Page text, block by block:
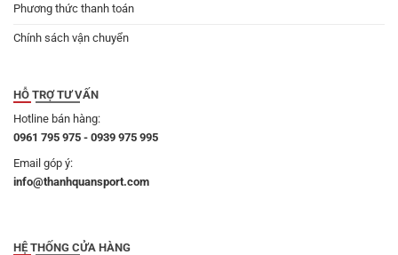
Phương thức thanh toán
Chính sách vận chuyển
HỖ TRỢ TƯ VẤN
Hotline bán hàng:
0961 795 975 - 0939 975 995
Email góp ý:
info@thanhquansport.com
HỆ THỐNG CỬA HÀNG